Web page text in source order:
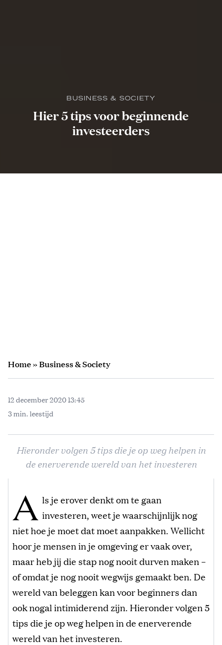
BUSINESS & SOCIETY
Hier 5 tips voor beginnende
investeerders
Home»Business & Society
12 december 2020 13:45
3 min. leestijd
Hieronder volgen 5 tips die je op weg helpen in
de enerverende wereld van het investeren
A ls je erover denkt om te gaan
investeren, weet je waarschijnlijk nog
niet hoe je moet dat moet aanpakken. Wellicht
hoor je mensen in je omgeving er vaak over,
maar heb jij die stap nog nooit durven maken –
of omdat je nog nooit wegwijs gemaakt ben. De
wereld van beleggen kan voor beginners dan
ook nogal intimiderend zijn. Hieronder volgen 5
tips die je op weg helpen in de enerverende
wereld van het investeren.